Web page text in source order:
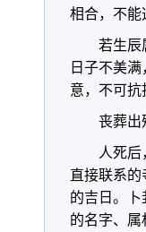
相合，不能
若生辰
日子不美
意，不可抗
丧葬出
人死
直接联系
的吉日。
的名字、